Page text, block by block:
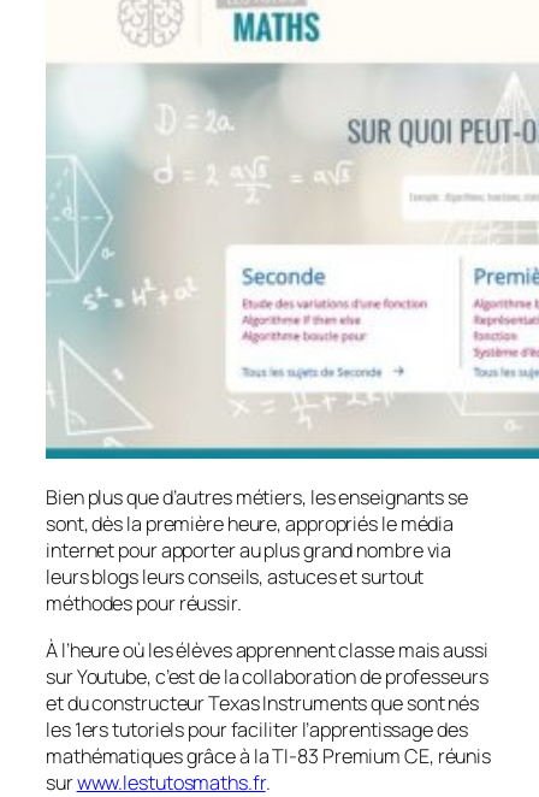
Bien plus que d’autres métiers, les enseignants se
sont, dès la première heure, appropriés le média
internet pour apporter au plus grand nombre via
leurs blogs leurs conseils, astuces et surtout
méthodes pour réussir.
À l’heure où les élèves apprennent classe mais aussi
sur Youtube, c’est de la collaboration de professeurs
et du constructeur Texas Instruments que sont nés
les 1ers tutoriels pour faciliter l’apprentissage des
mathématiques grâce à la TI-83 Premium CE, réunis
surwww.lestutosmaths.fr.